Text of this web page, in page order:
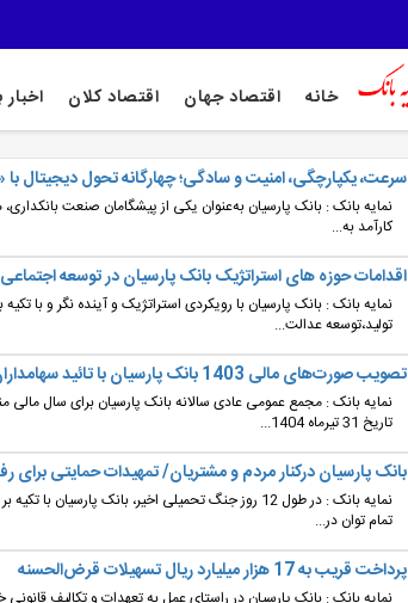
خانه اقتصاد جهان اقتصاد کلان
سرعت، یکپارچگی، امنیت و سادگی؛ چهار‌گانه تحول دیجیتال
نمایه بانک : بانک پارسیان به‌عنوان یکی از پیشگامان صنعت بانکداری،
کارآمد به...
اقدامات حوزه های استراتژیک بانک پارسیان در توسعه
نمایه بانک : بانک پارسیان با رویکردی استراتژیک و آینده نگر و
تولید،توسعه عدالت...
تصویب صورت‌های مالی 1403 بانک پارسیان با تائید سهامداران
تاریخ 31 تیرماه ‌1404...
بانک پارسیان درکنار مردم و مشتریان/ تمهیدات حمایتی برای
نمایه بانک : در طول 12 روز جنگ تحمیلی اخیر، بانک
تمام توان در...
پرداخت قریب به 17 هزار میلیارد ریال تسهیلات قرض‌الحسنه